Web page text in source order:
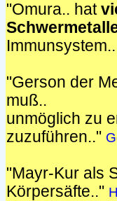
"Omura.. hat
"Gerson der
muß..
unmöglich zu
zuzuführen.."
"Mayr-Kur als
Körpersäfte.."